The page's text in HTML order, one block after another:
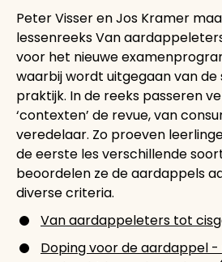
Peter Visser en Jos Kramer
lessenreeks Van
voor het nieuwe
waarbij wordt uitgegaan van
praktijk. In de reeks passeren
‘contexten’ de revue, van
veredelaar. Zo proeven
de eerste les verschillende
beoordelen ze de aardappels
diverse criteria.
Van aardappeleters tot
Doping voor de aardappel